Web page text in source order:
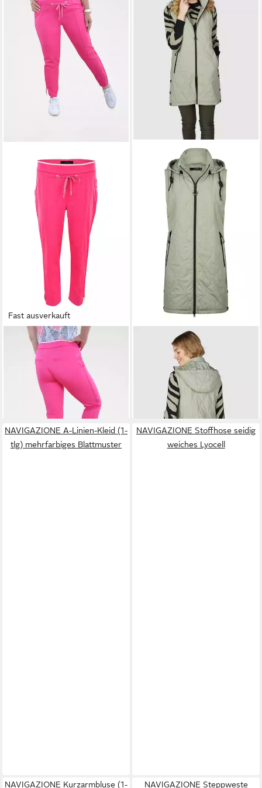
Fast ausverkauft
NAVIGAZIONEStoffhose
Raffinierte Details
43,99 €
UVP
NAVIGAZIONESteppweste
mit verlängertem Schnitt
UVP79,95 €
NAVIGAZIONE A-Linien-Kleid (1-
tlg) mehrfarbiges Blattmuster
NAVIGAZIONE Stoffhose seidig
weiches Lyocell
NAVIGAZIONE Kurzarmbluse (1- NAVIGAZIONE Steppweste